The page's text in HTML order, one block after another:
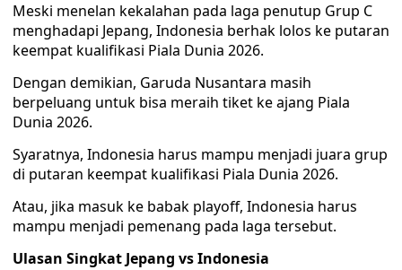
Meski menelan kekalahan pada laga penutup Grup C
menghadapi Jepang, Indonesia berhak lolos ke putaran
keempat kualifikasi Piala Dunia 2026.
Dengan demikian, Garuda Nusantara masih
berpeluang untuk bisa meraih tiket ke ajang Piala
Dunia 2026.
Syaratnya, Indonesia harus mampu menjadi juara grup
di putaran keempat kualifikasi Piala Dunia 2026.
Atau, jika masuk ke babak playoff, Indonesia harus
mampu menjadi pemenang pada laga tersebut.
Ulasan Singkat Jepang vs Indonesia